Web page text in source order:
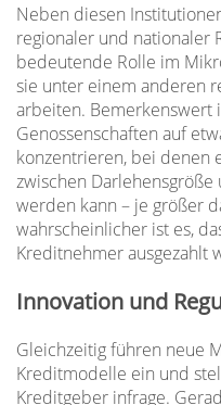
Neben diesen
regionaler und nationaler
bedeutende Rolle im
sie unter einem anderen
arbeiten. Bemerkenswert
Genossenschaften auf
konzentrieren, bei denen
zwischen
werden kann – je größer
wahrscheinlicher ist es,
Kreditnehmer ausgezahlt
Innovation und
Gleichzeitig führen neue
Kreditmodelle ein und
Kreditgeber infrage.